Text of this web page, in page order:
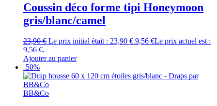
Coussin déco forme tipi Honeymoon
gris/blanc/camel
23,90€ Le prix initial était : 23,90 €.9,56 €Le prix actuel est :
9,56 €.
Ajouter au panier
-50%
BB&Co